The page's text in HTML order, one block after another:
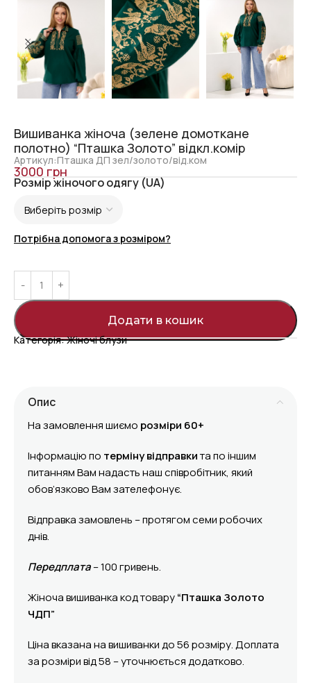
Вишиванка жіноча (зелене домоткане
полотно) “Пташка Золото” відкл.комір
Артикул:Пташка ДП зел/золото/від.ком
3000грн
Розмір жіночого одягу (UA)
Потрібна допомога з розміром?
Додати в кошик
Категорія:Жіночі блузи
Опис
На замовлення шиємо розміри 60+
Інформацію по терміну відправкита по іншим
питанням Вам надасть наш співробітник, який
обов’язково Вам зателефонує.
Відправка замовлень – протягом семи робочих
днів.
Передплата– 100 гривень.
Жіноча вишиванка код товару“Пташка Золото
ЧДП”
Ціна вказана на вишиванки до 56 розміру. Доплата
за розміри від 58 – уточнюється додатково.